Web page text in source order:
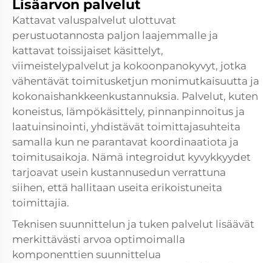
Lisäarvon palvelut
Kattavat valuspalvelut ulottuvat
perustuotannosta paljon laajemmalle ja
kattavat toissijaiset käsittelyt,
viimeistelypalvelut ja kokoonpanokyvyt, jotka
vähentävät toimitusketjun monimutkaisuutta ja
kokonaishankkeenkustannuksia. Palvelut, kuten
koneistus, lämpökäsittely, pinnanpinnoitus ja
laatuinsinointi, yhdistävät toimittajasuhteita
samalla kun ne parantavat koordinaatiota ja
toimitusaikoja. Nämä integroidut kyvykkyydet
tarjoavat usein kustannusedun verrattuna
siihen, että hallitaan useita erikoistuneita
toimittajia.
Teknisen suunnittelun ja tuken palvelut lisäävät
merkittävästi arvoa optimoimalla
komponenttien suunnittelua